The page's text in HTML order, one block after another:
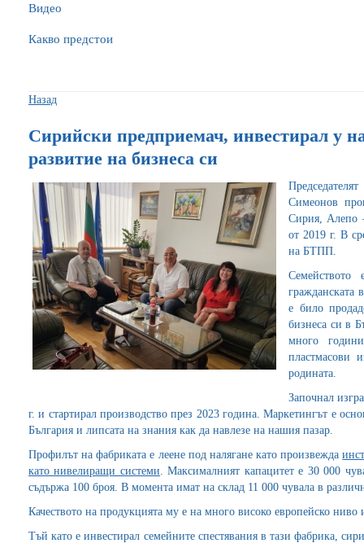
Видео
Какво предстои
Назад
Сирийски предприемач, инвестирал у
развитие на бизнеса си
Симеонов
Сирия, Алепо
от 2019 г. В
на БТПП.
гражданската
е било
бизнеса си в
много
пластмасови
родината.
Започнал
г. и стартирал производство през 2023 година. Маркетингът е
България и липсата на знания как да навлезе на нашия пазар.
Профилът на фабриката е леене под налягане като произвежда
като нивелиращи системи. Максималният капацитет е 30 000
съдържа 100 броя. В момента имат на склад 11 000 чувала в
Качеството на продукцията му е на много високо европейско
Тъй като е инвестирал семейните спестявания в тази фабрика,